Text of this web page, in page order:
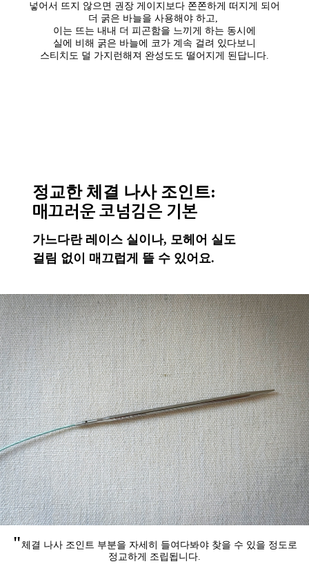
넣어서 뜨지 않으면 권장 게이지보다 쫀쫀하게 떠지게 되어
더 굵은 바늘을 사용해야 하고,
이는 뜨는 내내 더 피곤함을 느끼게 하는 동시에
실에 비해 굵은 바늘에 코가 계속 걸려 있다보니
스티치도 덜 가지런해져 완성도도 떨어지게 된답니다.
정교한 체결 나사 조인트:
매끄러운 코넘김은 기본
가느다란 레이스 실이나, 모헤어 실도
걸림 없이 매끄럽게 뜰 수 있어요.
"체결 나사 조인트 부분을 자세히 들여다봐야 찾을 수 있을 정도로
정교하게 조립됩니다.